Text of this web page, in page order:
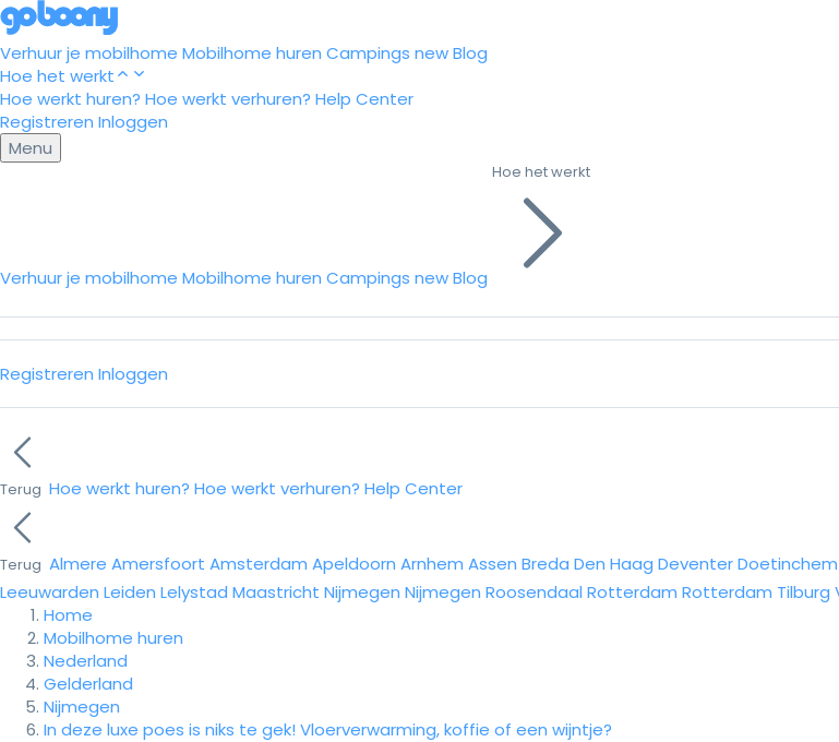
Verhuur je mobilhome Mobilhome huren Campings newBlog
Hoe het werkt
Hoe werkt huren? Hoe werkt verhuren? Help Center
Registreren Inloggen
Menu
Verhuur je mobilhome Mobilhome huren Campings newBlog
Hoe het werkt
Registreren Inloggen
Terug Hoe werkt huren? Hoe werkt verhuren? Help Center
Terug Almere Amersfoort Amsterdam Apeldoorn Arnhem Assen Breda Den Haag DeventerDoetinchem
Leeuwarden Leiden Lelystad Maastricht Nijmegen Nijmegen Roosendaal Rotterdam Rotterdam Tilburg
Home
Mobilhome huren
Nederland
Gelderland
Nijmegen
In deze luxe poes is niks te gek! Vloerverwarming, koffie of een wijntje?